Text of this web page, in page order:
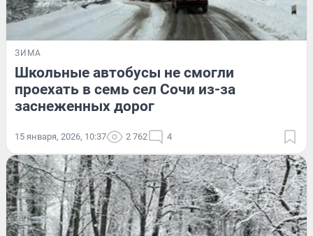
ЗИМА
Школьные автобусы не смогли
проехать в семь сел Сочи из-за
заснеженных дорог
15 января, 2026, 10:37 2 762 4